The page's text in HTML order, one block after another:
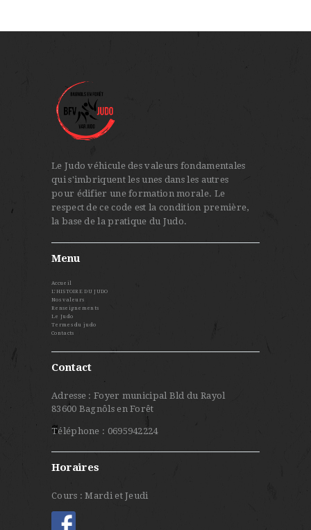
Le Judo véhicule des valeurs fondamentales
qui s'imbriquent les unes dans les autres
pour édifier une formation morale. Le
respect de ce code est la condition première,
la base de la pratique du Judo.
Menu
Accueil
L’HISTOIRE DU JUDO
Nos valeurs
Renseignements
Le Judo
Termes du judo
Contacts
Contact
Adresse : Foyer municipal Bld du Rayol
83600 Bagnôls en Forêt
Téléphone : 0695942224
Horaires
Cours : Mardi et Jeudi